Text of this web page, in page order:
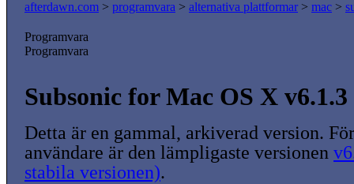
afterdawn.com > programvara > alternativa plattformar > mac >
Programvara
Programvara
Subsonic for Mac OS X v6.1.3
Detta är en gammal, arkiverad version.
användare är den lämpligaste versionen
stabila versionen).